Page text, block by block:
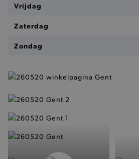
Vrijdag
Zaterdag
Zondag